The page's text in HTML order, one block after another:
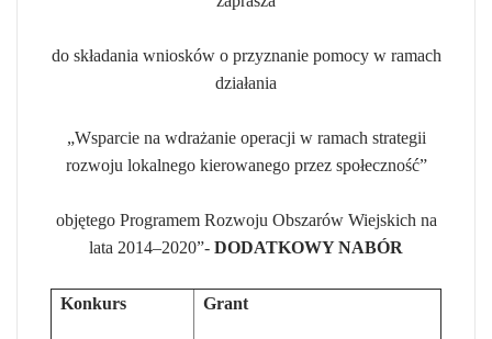
do składania wniosków o przyznanie pomocy w ramach
działania
„Wsparcie na wdrażanie operacji w ramach strategii
rozwoju lokalnego kierowanego przez społeczność”
objętego Programem Rozwoju Obszarów Wiejskich na
lata 2014–2020”- DODATKOWY NABÓR
Konkurs Grant